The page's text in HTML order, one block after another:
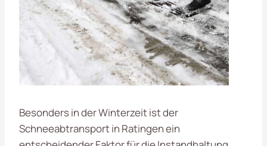
Besonders in der Winterzeit ist der
Schneeabtransport in Ratingen ein